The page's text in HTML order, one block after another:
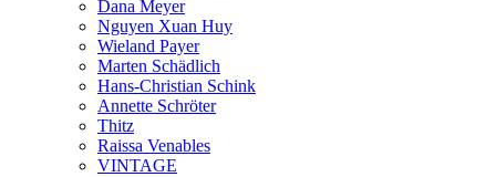
Dana Meyer
Nguyen Xuan Huy
Wieland Payer
Marten Schädlich
Hans-Christian Schink
Annette Schröter
Thitz
Raissa Venables
VINTAGE